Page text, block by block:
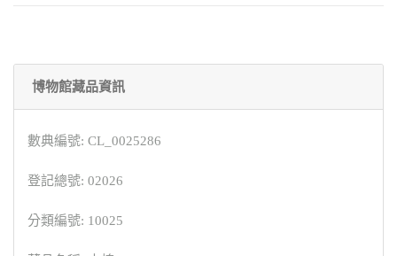
博物館藏品資訊
數典編號: CL_0025286
登記總號: 02026
分類編號: 10025